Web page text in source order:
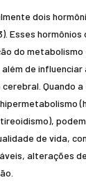
dois
Esses hormônios
do metabolismo
de influenciar
Quando a
de vida,
alterações